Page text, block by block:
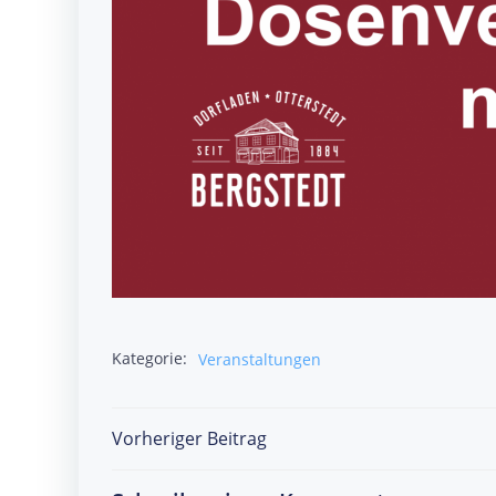
Kategorie: Veranstaltungen
Post
Vorheriger Beitrag